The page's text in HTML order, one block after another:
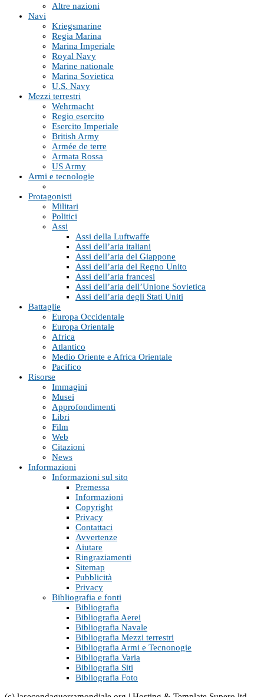
Altre nazioni
Navi
Kriegsmarine
Regia Marina
Marina Imperiale
Royal Navy
Marine nationale
Marina Sovietica
U.S. Navy
Mezzi terrestri
Wehrmacht
Regio esercito
Esercito Imperiale
British Army
Armée de terre
Armata Rossa
US Army
Armi e tecnologie
Protagonisti
Militari
Politici
Assi
Assi della Luftwaffe
Assi dell’aria italiani
Assi dell’aria del Giappone
Assi dell’aria del Regno Unito
Assi dell’aria francesi
Assi dell’aria dell’Unione Sovietica
Assi dell’aria degli Stati Uniti
Battaglie
Europa Occidentale
Europa Orientale
Africa
Atlantico
Medio Oriente e Africa Orientale
Pacifico
Risorse
Immagini
Musei
Approfondimenti
Libri
Film
Web
Citazioni
News
Informazioni
Informazioni sul sito
Premessa
Informazioni
Copyright
Privacy
Contattaci
Avvertenze
Aiutare
Ringraziamenti
Sitemap
Pubblicità
Privacy
Bibliografia e fonti
Bibliografia
Bibliografia Aerei
Bibliografia Navale
Bibliografia Mezzi terrestri
Bibliografia Armi e Tecnonogie
Bibliografia Varia
Bibliografia Siti
Bibliografia Foto